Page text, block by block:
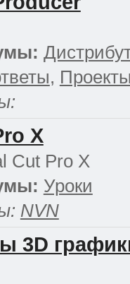
,
X
Cut Pro X
Уроки
NVN
3D